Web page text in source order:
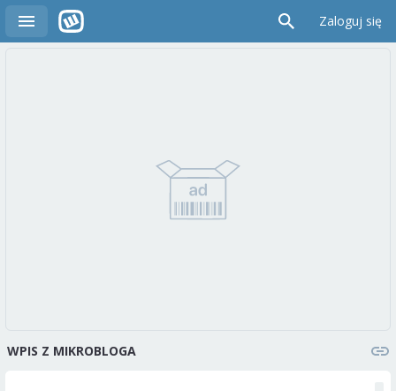
Zaloguj się
WPIS Z MIKROBLOGA